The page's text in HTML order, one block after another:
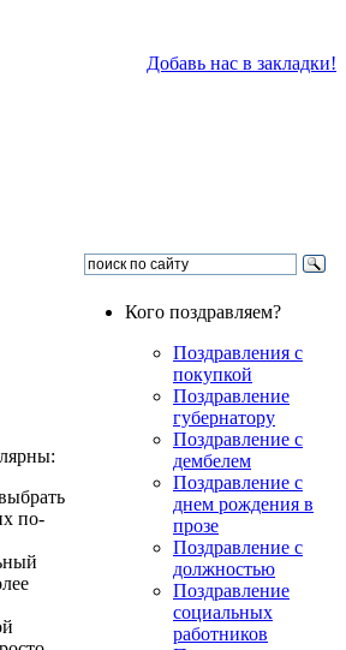
Добавь нас в закладки!
по-
Кого поздравляем?
Поздравления с
покупкой
Поздравление
губернатору
Поздравление с
дембелем
Поздравление с
днем рождения в
прозе
Поздравление с
должностью
Поздравление
социальных
работников